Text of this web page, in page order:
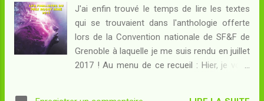
Foladj au lourd passé. Que trouveront-ils au
fil de leurs saisons d'errance ? Et à leur
terme ? Le mot Pangée, d'un point de vue
géologique, désigne le plus souvent le
supercontinent qui existait il y a 250 millions
J'ai enfin trouvé le temps de lire les textes
qui se trouvaient dans l'anthologie offerte
lors de la Convention nationale de SF&F de
Grenoble à laquelle je me suis rendu en juillet
2017 ! Au menu de ce recueil : Hier, je vous